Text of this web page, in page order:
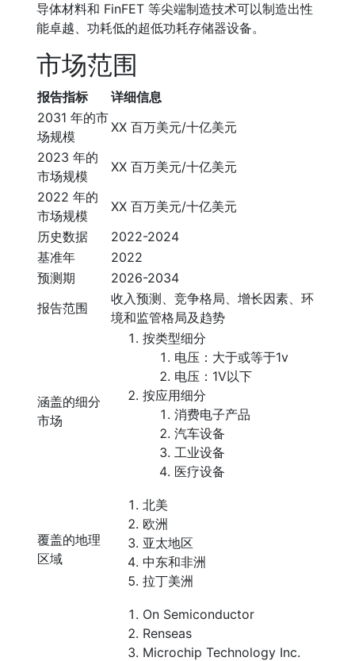
导体材料和 FinFET 等尖端制造技术可以制造出性
能卓越、功耗低的超低功耗存储器设备。
市场范围
报告指标
详细信息
2031 年的市
场规模
XX 百万美元/十亿美元
2023 年的
市场规模
XX 百万美元/十亿美元
2022 年的
市场规模
XX 百万美元/十亿美元
历史数据
2022-2024
基准年
2022
预测期
2026-2034
报告范围
收入预测、竞争格局、增长因素、环
境和监管格局及趋势
涵盖的细分
市场
按类型细分
电压：大于或等于1v
电压：1V以下
按应用细分
消费电子产品
汽车设备
工业设备
医疗设备
覆盖的地理
区域
北美
欧洲
亚太地区
中东和非洲
拉丁美洲
On Semiconductor
Renseas
Microchip Technology Inc.